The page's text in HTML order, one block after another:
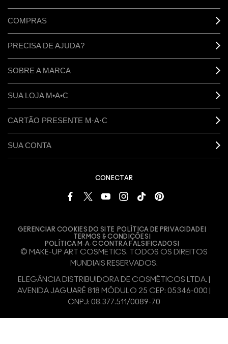
COMPRAS
PRECISA DE AJUDA?
SOBRE A MARCA
SUA LOJA M•A•C
CARTÃO PRESENTE M·A·C
SUA CONTA
CONECTAR
GERENCIAR COOKIES DO SITE
POLÍTICA DE PRIVACIDADE
TERMOS & CONDIÇÕES
POLÍTICA M·A·C CONTRA FALSIFICADOS
© MAKE-UP ART COSMETICS. TODOS OS DIREITOS
MUNDIAIS RESERVADOS.
ELEGÂNCIA DISTRIBUIDORA DE COSMÉTICOS LTDA. |
AVENIDA JAGUARÉ 818 MÓDULO 25 CEP: 05346-000 |
CNPJ: 08.377.511/0089-70